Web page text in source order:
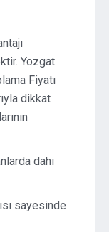
Yozgat
Fiyatı
dikkat
dahi
sayesinde